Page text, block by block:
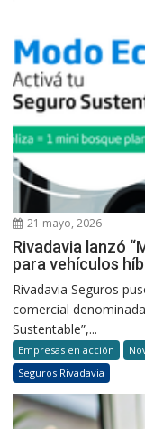
21 mayo, 2026
Rivadavia lanzó
para vehículos
Rivadavia Seguros
comercial
Sustentable”,...
Empresas en acción
Seguros Rivadavia